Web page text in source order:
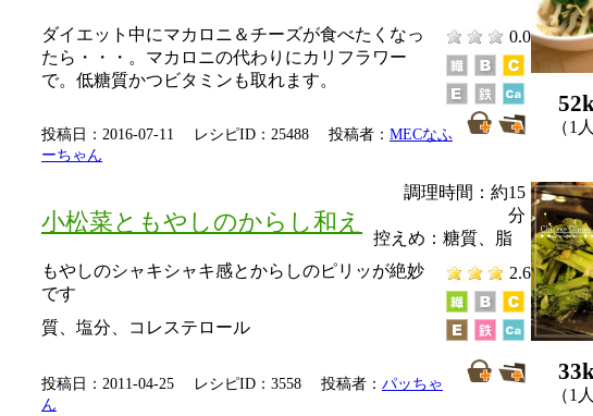
ダイエット中にマカロニ＆チーズが食べたくなっ
たら・・・。マカロニの代わりにカリフラワー
で。低糖質かつビタミンも取れます。
0.0
投稿日：2016-07-11 レシピID：25488 投稿者： MECなふ
ーちゃん
（1
小松菜ともやしのからし和え
調理時間：約15
分
もやしのシャキシャキ感とからしのピリッが絶妙
です
2.6
控えめ： 糖質、脂
質、塩分、コレステロール
投稿日：2011-04-25 レシピID：3558 投稿者： パッちゃ
ん
（1